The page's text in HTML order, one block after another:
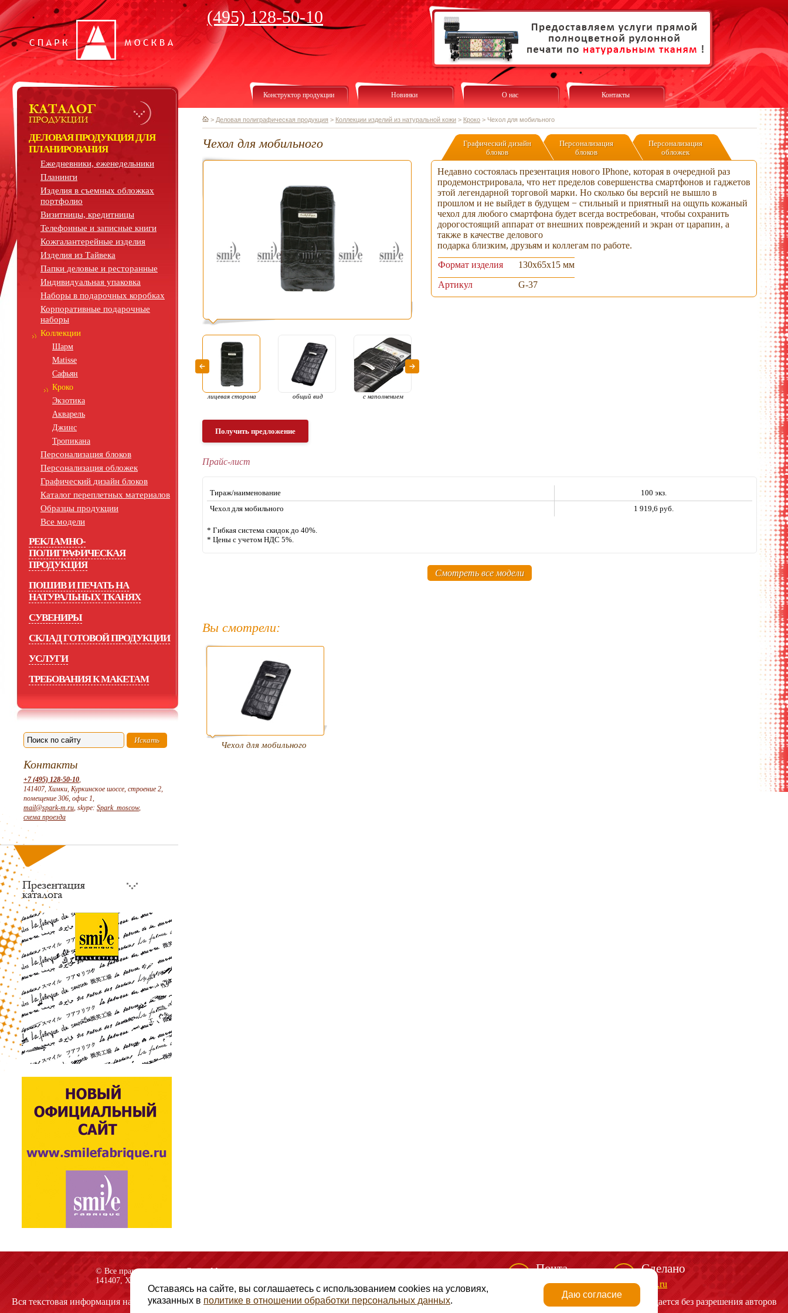
(495) 128-50-10
ДЕЛОВАЯ ПРОДУКЦИЯ ДЛЯ
ПЛАНИРОВАНИЯ
Ежедневники, еженедельники
Планинги
Изделия в съемных обложках
портфолио
Визитницы, кредитницы
Телефонные и записные книги
Кожгалантерейные изделия
Изделия из Тайвека
Папки деловые и ресторанные
Индивидуальная упаковка
Наборы в подарочных коробках
Корпоративные подарочные
наборы
Коллекции
Шарм
Matisse
Сафьян
Кроко
Экзотика
Акварель
Джинс
Тропикана
Персонализация блоков
Персонализация обложек
Графический дизайн блоков
Каталог переплетных материалов
Образцы продукции
Все модели
РЕКЛАМНО-
ПОЛИГРАФИЧЕСКАЯ
ПРОДУКЦИЯ
ПОШИВ И ПЕЧАТЬ НА
НАТУРАЛЬНЫХ ТКАНЯХ
СУВЕНИРЫ
СКЛАД ГОТОВОЙ ПРОДУКЦИИ
УСЛУГИ
ТРЕБОВАНИЯ К МАКЕТАМ
Контакты
+7 (495) 128-50-10,
141407, Химки, Куркинское шоссе, строение 2,
помещение 306, офис 1,
mail@spark-m.ru, skype: Spark_moscow,
схема проезда
Конструктор продукции Новинки О нас Контакты
> Деловая полиграфическая продукция > Коллекции изделий из натуральной кожи > Кроко > Чехол для мобильного
Чехол для мобильного
лицевая сторона общий вид с наполнением
Получить предложение
Графический дизайн
блоков
Персонализация
блоков
Персонализация
обложек
Недавно состоялась презентация нового IPhone, которая в очередной раз
продемонстрировала, что нет пределов совершенства смартфонов и гаджетов
этой легендарной торговой марки. Но сколько бы версий не вышло в
прошлом и не выйдет в будущем − стильный и приятный на ощупь кожаный
чехол для любого смартфона будет всегда востребован, чтобы сохранить
дорогостоящий аппарат от внешних повреждений и экран от царапин, а
также в качестве делового
подарка близким, друзьям и коллегам по работе.
Формат изделия
130х65х15 мм
Артикул
G-37
Прайс-лист
Тираж/наименование
100 экз.
Чехол для мобильного
1 919,6 руб.
* Гибкая система скидок до 40%.
* Цены с учетом НДС 5%.
Смотреть все модели
Вы смотрели:
Чехол для мобильного
© Все права защищены «Спарк-M»
141407, Химки, Куркинское шоссе, строение 2, помещение 306, офис 1
Почта
mail@spark-m.ru
Сделано
biga.ru
Вся текстовая информация на сайте защищена авторскими правами ГК РФ Статья 1257, копирование и использование материалов сайта http://spark-m.ru
запрещается без разрешения авторов
Оставаясь на сайте, вы соглашаетесь с использованием cookies на условиях,
указанных в политике в отношении обработки персональных данных.
Даю согласие